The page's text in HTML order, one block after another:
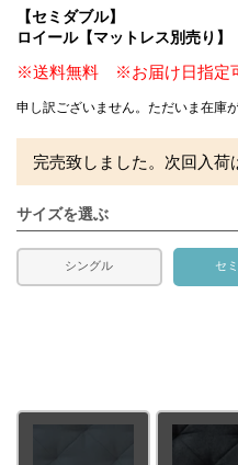
【セミダブル】
ロイール【マットレス別売り】
※送料無料 ※お届け日指定
申し訳ございません。ただいま在庫
完売致しました。次回入荷
サイズを選ぶ
シングル セ